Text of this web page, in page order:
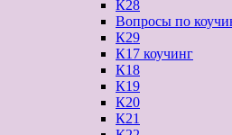
К28
Вопросы по
К29
К17 коучинг
К18
К19
К20
К21